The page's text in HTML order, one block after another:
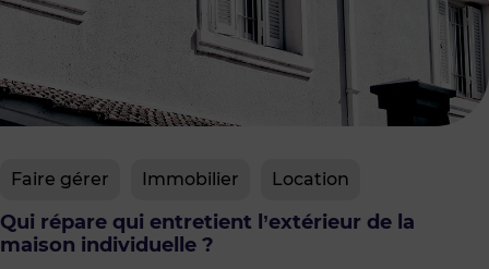
Faire gérer Immobilier Location
Qui répare qui entretient l’extérieur de la
maison individuelle ?